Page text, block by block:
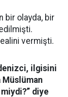
bir olayda, bir
vermişti.
ilgisini
Müslüman
diye